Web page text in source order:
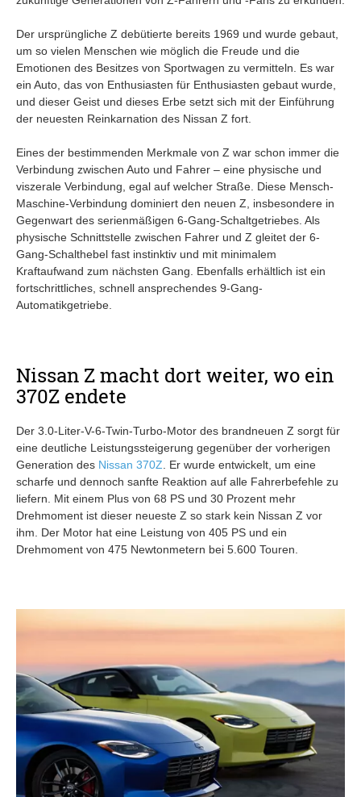
Der ursprüngliche Z debütierte bereits 1969 und wurde gebaut,
um so vielen Menschen wie möglich die Freude und die
Emotionen des Besitzes von Sportwagen zu vermitteln. Es war
ein Auto, das von Enthusiasten für Enthusiasten gebaut wurde,
und dieser Geist und dieses Erbe setzt sich mit der Einführung
der neuesten Reinkarnation des Nissan Z fort.
Eines der bestimmenden Merkmale von Z war schon immer die
Verbindung zwischen Auto und Fahrer – eine physische und
viszerale Verbindung, egal auf welcher Straße. Diese Mensch-
Maschine-Verbindung dominiert den neuen Z, insbesondere in
Gegenwart des serienmäßigen 6-Gang-Schaltgetriebes. Als
physische Schnittstelle zwischen Fahrer und Z gleitet der 6-
Gang-Schalthebel fast instinktiv und mit minimalem
Kraftaufwand zum nächsten Gang. Ebenfalls erhältlich ist ein
fortschrittliches, schnell ansprechendes 9-Gang-
Automatikgetriebe.
Nissan Z macht dort weiter, wo ein
370Z endete
Der 3.0-Liter-V-6-Twin-Turbo-Motor des brandneuen Z sorgt für
eine deutliche Leistungssteigerung gegenüber der vorherigen
Generation des Nissan 370Z . Er wurde entwickelt, um eine
scharfe und dennoch sanfte Reaktion auf alle Fahrerbefehle zu
liefern. Mit einem Plus von 68 PS und 30 Prozent mehr
Drehmoment ist dieser neueste Z so stark kein Nissan Z vor
ihm. Der Motor hat eine Leistung von 405 PS und ein
Drehmoment von 475 Newtonmetern bei 5.600 Touren.